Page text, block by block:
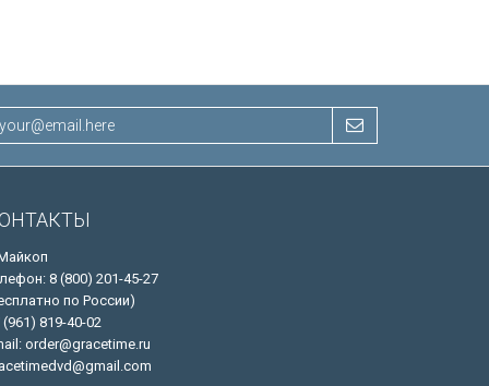
8 (800) 201-45-27
по России)
(961) 819-40-02
order@gracetime.ru